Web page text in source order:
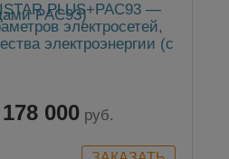
PLUS+PAC93 —
электросетей,
электроэнергии (с
000 руб.